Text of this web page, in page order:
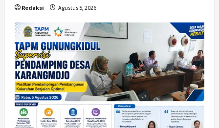
Redaksi Agustus 5, 2026